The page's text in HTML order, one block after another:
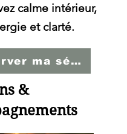
calme intérieur,
et clarté.
Réserver ma séance
&